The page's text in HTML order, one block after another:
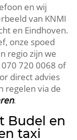
en wij
van KNMI
en Eindhoven.
onze spoed
regio zijn we
720 0068 of
direct advies
regelen via de
.
Budel en
taxi